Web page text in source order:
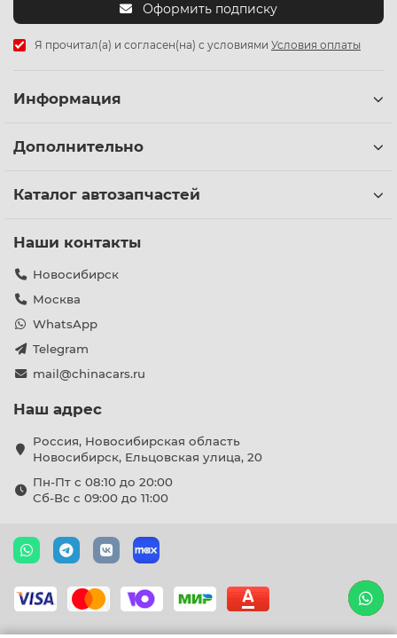
Оформить подписку
Я прочитал(а) и согласен(на) с условиями Условия оплаты
Информация
Дополнительно
Каталог автозапчастей
Наши контакты
Новосибирск
Москва
WhatsApp
Telegram
mail@chinacars.ru
Наш адрес
Россия, Новосибирская область
Новосибирск, Ельцовская улица, 20
Пн-Пт с 08:10 до 20:00
Сб-Вс с 09:00 до 11:00